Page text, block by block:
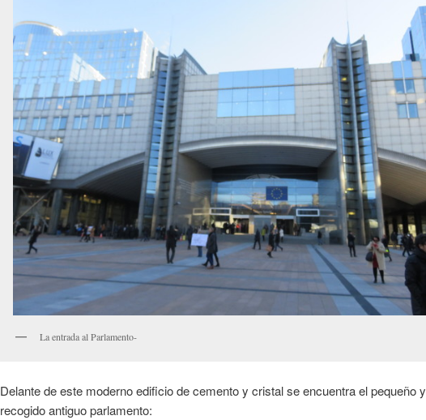
La entrada al Parlamento-
Delante de este moderno edificio de cemento y cristal se encuentra el pequeño y
recogido antiguo parlamento: